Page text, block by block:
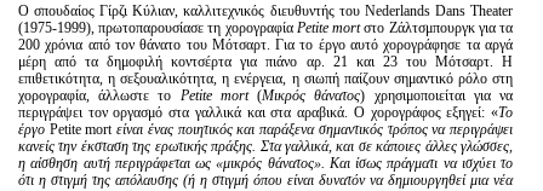
Ο σπουδαίος Γίρζι Κύλιαν, καλλιτεχνικός διευθυντής του Nederlands Dans Theater
(1975-1999), πρωτοπαρουσίασε τη χορογραφία Petite mortστο Ζάλτσμπουργκ για τα
200 χρόνια από τον θάνατο του Μότσαρτ. Για το έργο αυτό χορογράφησε τα αργά
μέρη από τα δημοφιλή κοντσέρτα για πιάνο αρ. 21 και 23 του Μότσαρτ. Η
επιθετικότητα, η σεξουαλικότητα, η ενέργεια, η σιωπή παίζουν σημαντικό ρόλο στη
χορογραφία, άλλωστε το Petite mort(Μικρός θάνατος) χρησιμοποιείται για να
περιγράψει τον οργασμό στα γαλλικά και στα αραβικά. Ο χορογράφος εξηγεί: «Το
έργο Petite mortείναι ένας ποιητικός και παράξενα σημαντικός τρόπος να περιγράψει
κανείς την έκσταση της ερωτικής πράξης. Στα γαλλικά, και σε κάποιες άλλες γλώσσες,
η αίσθηση αυτή περιγράφεται ως «μικρός θάνατος». Και ίσως πράγματι να ισχύει το
ότι η στιγμή της απόλαυσης (ή η στιγμή όπου είναι δυνατόν να δημιουργηθεί μια νέα